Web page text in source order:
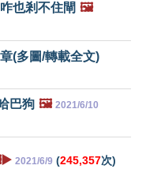
也剎不住閘 🖼️
(多圖/轉載全文)
巴狗 🖼️ 2021/6/10
2021/6/9 (245,357次)